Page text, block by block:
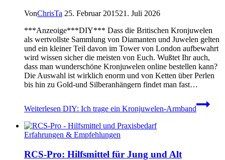
VonChrisTa 25. Februar 201521. Juli 2026
***Anzeoige***DIY*** Dass die Britischen Kronjuwelen
als wertvollste Sammlung von Diamanten und Juwelen gelten
und ein kleiner Teil davon im Tower von London aufbewahrt
wird wissen sicher die meisten von Euch. Wußtet Ihr auch,
dass man wunderschöne Kronjuwelen online bestellen kann?
Die Auswahl ist wirklich enorm und von Ketten über Perlen
bis hin zu Gold-und Silberanhängern findet man fast…
Weiterlesen DIY: Ich trage ein Kronjuwelen-Armband
Erfahrungen & Empfehlungen
RCS-Pro: Hilfsmittel für Jung und Alt